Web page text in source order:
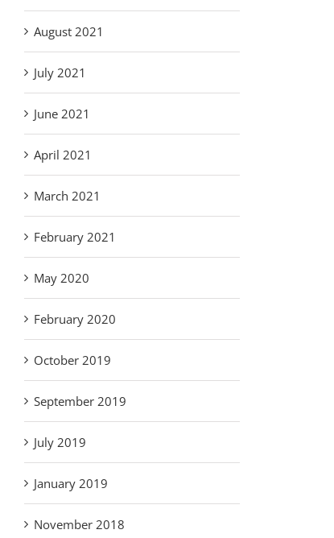
August 2021
July 2021
June 2021
April 2021
March 2021
February 2021
May 2020
February 2020
October 2019
September 2019
July 2019
January 2019
November 2018